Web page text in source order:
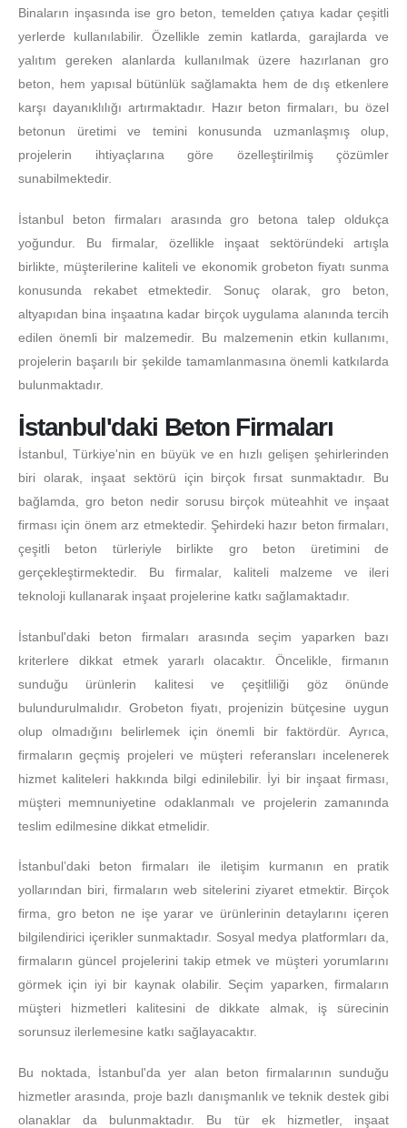
Binaların inşasında ise gro beton, temelden çatıya kadar çeşitli
yerlerde kullanılabilir. Özellikle zemin katlarda, garajlarda ve
yalıtım gereken alanlarda kullanılmak üzere hazırlanan gro
beton, hem yapısal bütünlük sağlamakta hem de dış etkenlere
karşı dayanıklılığı artırmaktadır. Hazır beton firmaları, bu özel
betonun üretimi ve temini konusunda uzmanlaşmış olup,
projelerin ihtiyaçlarına göre özelleştirilmiş çözümler
sunabilmektedir.
İstanbul beton firmaları arasında gro betona talep oldukça
yoğundur. Bu firmalar, özellikle inşaat sektöründeki artışla
birlikte, müşterilerine kaliteli ve ekonomik grobeton fiyatı sunma
konusunda rekabet etmektedir. Sonuç olarak, gro beton,
altyapıdan bina inşaatına kadar birçok uygulama alanında tercih
edilen önemli bir malzemedir. Bu malzemenin etkin kullanımı,
projelerin başarılı bir şekilde tamamlanmasına önemli katkılarda
bulunmaktadır.
İstanbul'daki Beton Firmaları
İstanbul, Türkiye'nin en büyük ve en hızlı gelişen şehirlerinden
biri olarak, inşaat sektörü için birçok fırsat sunmaktadır. Bu
bağlamda, gro beton nedir sorusu birçok müteahhit ve inşaat
firması için önem arz etmektedir. Şehirdeki hazır beton firmaları,
çeşitli beton türleriyle birlikte gro beton üretimini de
gerçekleştirmektedir. Bu firmalar, kaliteli malzeme ve ileri
teknoloji kullanarak inşaat projelerine katkı sağlamaktadır.
İstanbul'daki beton firmaları arasında seçim yaparken bazı
kriterlere dikkat etmek yararlı olacaktır. Öncelikle, firmanın
sunduğu ürünlerin kalitesi ve çeşitliliği göz önünde
bulundurulmalıdır. Grobeton fiyatı, projenizin bütçesine uygun
olup olmadığını belirlemek için önemli bir faktördür. Ayrıca,
firmaların geçmiş projeleri ve müşteri referansları incelenerek
hizmet kaliteleri hakkında bilgi edinilebilir. İyi bir inşaat firması,
müşteri memnuniyetine odaklanmalı ve projelerin zamanında
teslim edilmesine dikkat etmelidir.
İstanbul’daki beton firmaları ile iletişim kurmanın en pratik
yollarından biri, firmaların web sitelerini ziyaret etmektir. Birçok
firma, gro beton ne işe yarar ve ürünlerinin detaylarını içeren
bilgilendirici içerikler sunmaktadır. Sosyal medya platformları da,
firmaların güncel projelerini takip etmek ve müşteri yorumlarını
görmek için iyi bir kaynak olabilir. Seçim yaparken, firmaların
müşteri hizmetleri kalitesini de dikkate almak, iş sürecinin
sorunsuz ilerlemesine katkı sağlayacaktır.
Bu noktada, İstanbul'da yer alan beton firmalarının sunduğu
hizmetler arasında, proje bazlı danışmanlık ve teknik destek gibi
olanaklar da bulunmaktadır. Bu tür ek hizmetler, inşaat